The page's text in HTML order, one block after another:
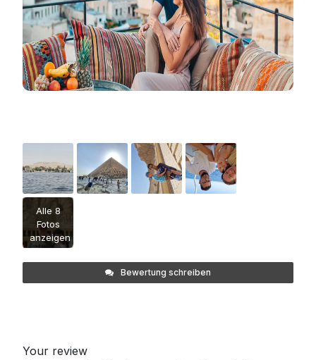
Alle 8
Fotos
anzeigen
Bewertung schreiben
Your review